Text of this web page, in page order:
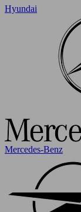
Hyundai
Mercedes-Benz